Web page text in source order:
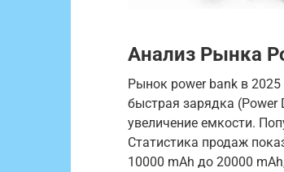
Анализ Рынка
Рынок power bank в
быстрая зарядка (Power
увеличение емкости.
Статистика продаж
10000 mAh до 20000